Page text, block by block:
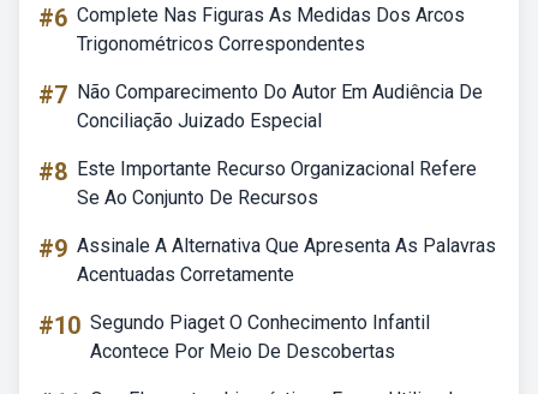
#6 Complete Nas Figuras As Medidas Dos Arcos
Trigonométricos Correspondentes
#7 Não Comparecimento Do Autor Em Audiência De
Conciliação Juizado Especial
#8 Este Importante Recurso Organizacional Refere
Se Ao Conjunto De Recursos
#9 Assinale A Alternativa Que Apresenta As Palavras
Acentuadas Corretamente
#10 Segundo Piaget O Conhecimento Infantil
Acontece Por Meio De Descobertas